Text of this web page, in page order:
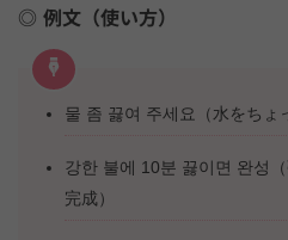
例文（使い方）
물 좀 끓여 주세요（水をちょ
강한 불에 10분 끓이면 완성
完成）